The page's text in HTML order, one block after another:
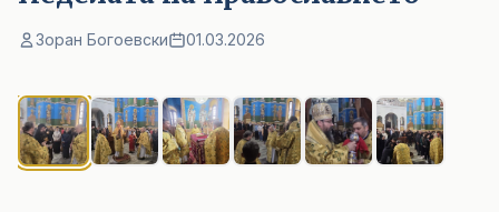
Зоран Богоевски 01.03.2026